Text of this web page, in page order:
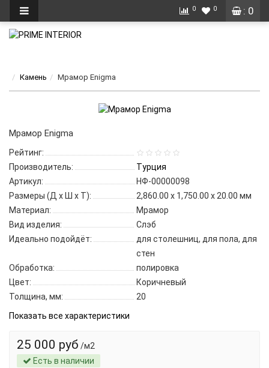
: 0
0 0
Камень Мрамор Enigma
Мрамор Enigma
Рейтинг:
Производитель:
Турция
Артикул:
НФ-00000098
Размеры (Д x Ш x Т):
2,860.00 x 1,750.00 x 20.00 мм
Материал:
Мрамор
Вид изделия:
Слэб
Идеально подойдёт:
для столешниц, для пола, для
стен
Обработка:
полировка
Цвет:
Коричневый
Толщина, мм:
20
Показать все характеристики
25 000 руб /м2
Есть в наличии